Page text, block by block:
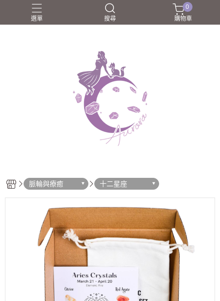
選單 搜尋
團購商品 所長嚴選好物
0
購物車
脈輪與療癒 十二星座